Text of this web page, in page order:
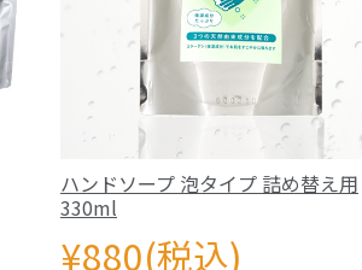
ハンドソープ 泡タイプ 詰め替え用
330ml
¥880(税込)